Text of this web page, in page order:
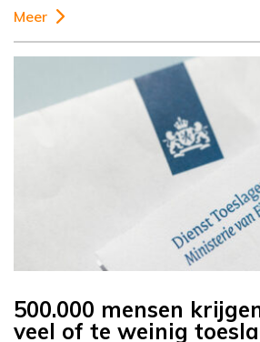
Meer
500.000 mensen
veel of te weinig